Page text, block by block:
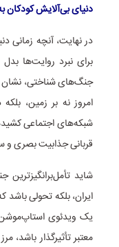
دنیای بی‌آلایش کودکان
در نهایت، آنچه زمانی
برای نبرد روایت‌ها
جنگ‌های شناختی،
امروز نه بر زمین،
شبکه‌های اجتماعی
قربانی جذابیت بصری و
شاید
ایران، بلکه تحولی
یک ویدئوی استاپ‌موشن
معتبر تأثیرگذار باشد،